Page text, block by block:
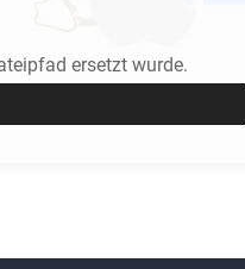
ersetzt wurde.